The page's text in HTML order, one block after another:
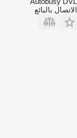
الاتصال بالبائع